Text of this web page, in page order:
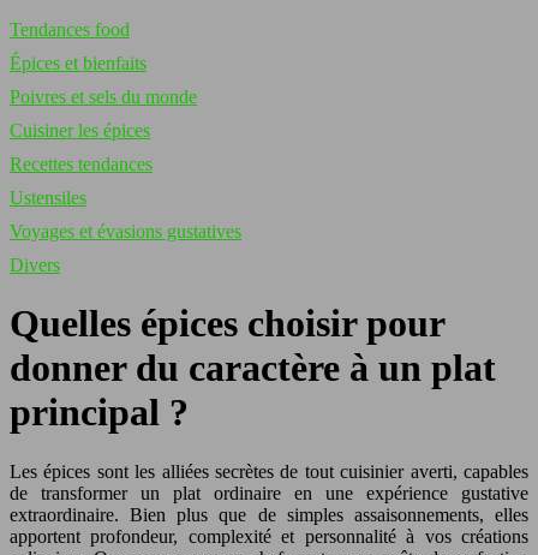
Tendances food
Épices et bienfaits
Poivres et sels du monde
Cuisiner les épices
Recettes tendances
Ustensiles
Voyages et évasions gustatives
Divers
Quelles épices choisir pour
donner du caractère à un plat
principal ?
Les épices sont les alliées secrètes de tout cuisinier averti, capables
de transformer un plat ordinaire en une expérience gustative
extraordinaire. Bien plus que de simples assaisonnements, elles
apportent profondeur, complexité et personnalité à vos créations